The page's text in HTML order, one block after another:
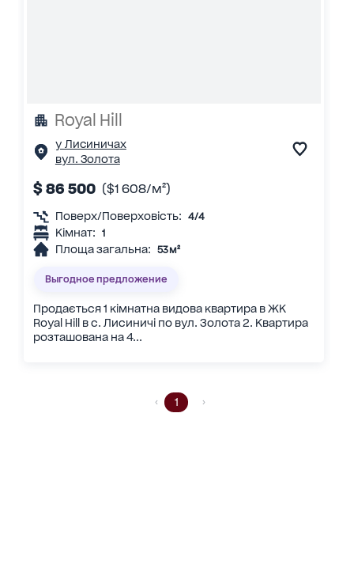
Royal Hill
у Лисиничах
вул. Золота
$ 86 500 ($1 608/м²)
Поверх/Поверховість: 4/4
Кімнат: 1
Площа загальна: 53 м²
Выгодное предложение
Продається 1 кімнатна видова квартира в ЖК
Royal Hill в с. Лисиничі по вул. Золота 2. Квартира
розташована на 4...
1